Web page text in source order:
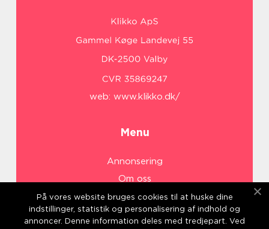
web: www.klikko.dk/
Menu
Annonsering
Om oss
Cookies
Kontakta oss
På vores website bruges cookies til at huske dine
indstillinger, statistik og personalisering af indhold og
annoncer. Denne information deles med tredjepart. Ved